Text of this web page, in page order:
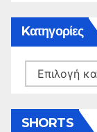
Kατηγορίες
Kατηγορίες
SHORTS